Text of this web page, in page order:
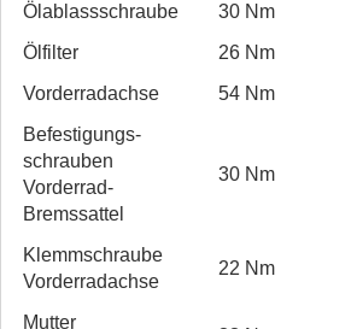
Ölablass­schraube
30 Nm
Ölfilter
26 Nm
Vorderradachse
54 Nm
Befestigungs­
schrauben
Vorderrad-
Bremssattel
30 Nm
Klemmschraube
Vorderradachse
22 Nm
Mutter